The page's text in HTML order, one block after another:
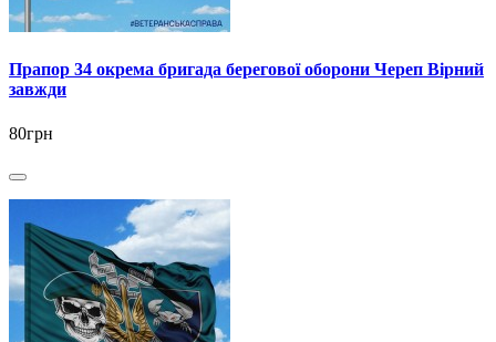
Прапор 34 окрема бригада берегової оборони Череп Вірний
завжди
80грн